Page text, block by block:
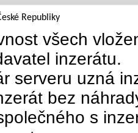
Republiky
všech
inzerátu.
serveru uzná
bez
s